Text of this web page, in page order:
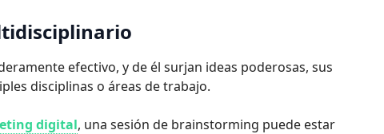
efectivo, y de él surjan ideas poderosas, sus
disciplinas o áreas de trabajo.
digital, una sesión de brainstorming puede estar